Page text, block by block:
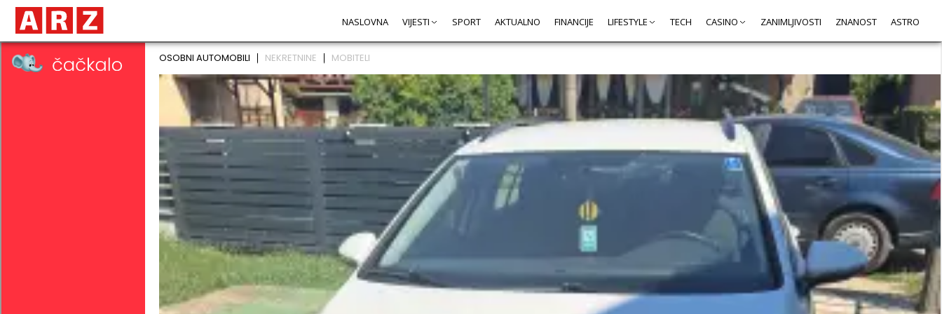
NASLOVNA VIJESTI SPORT AKTUALNO FINANCIJE LIFESTYLE TECH CASINO ZANIMLJIVOSTI ZNANOST ASTRO